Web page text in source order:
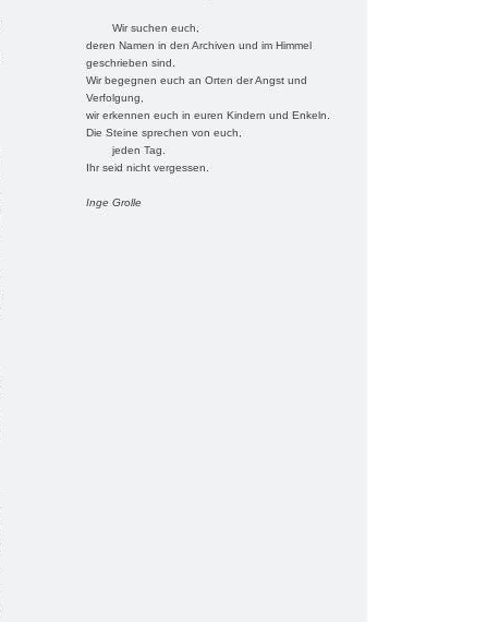
Wir suchen euch,
deren Namen in den Archiven und im Himmel
geschrieben sind.
Wir begegnen euch an Orten der Angst und
Verfolgung,
wir erkennen euch in euren Kindern und Enkeln.
Die Steine sprechen von euch,
jeden Tag.
Ihr seid nicht vergessen.
Inge Grolle